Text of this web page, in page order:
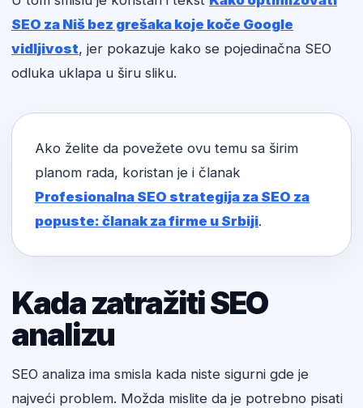
SEO za Niš bez grešaka koje koče Google
vidljivost, jer pokazuje kako se pojedinačna SEO
odluka uklapa u širu sliku.
Ako želite da povežete ovu temu sa širim
planom rada, koristan je i članak
Profesionalna SEO strategija za SEO za
popuste: članak za firme u Srbiji.
Kada zatražiti SEO
analizu
SEO analiza ima smisla kada niste sigurni gde je
najveći problem. Možda mislite da je potrebno pisati